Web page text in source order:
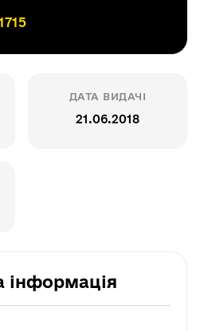
ДАТА ВИДАЧІ
21.06.2018
інформація